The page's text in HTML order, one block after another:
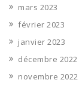
mars 2023
février 2023
janvier 2023
décembre 2022
novembre 2022